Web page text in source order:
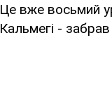
Це вже восьмий
Кальмегі -